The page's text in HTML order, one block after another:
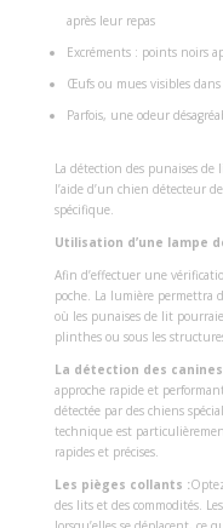
après leur repas
Excréments : points noirs
Œufs ou mues visibles dans
Parfois, une odeur
La détection des punaises
l’aide d’un chien détecteur
spécifique.
Utilisation d’une lampe
Afin d’effectuer une
poche. La lumière permettra
où les punaises de lit
plinthes ou sous les
La détection des
approche rapide et
détectée par des chiens
technique est
rapides et précises.
Les pièges collants :
des lits et des commodités.